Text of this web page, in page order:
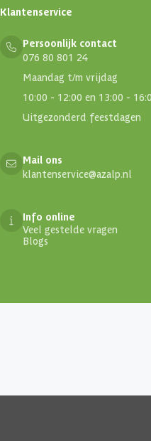
Klantenservice
Persoonlijk contact
076 80 801 24
Maandag t/m vrijdag
10:00 - 12:00 en 13:00 -
Uitgezonderd feestdagen
Mail ons
klantenservice@azalp.nl
Info online
Veel gestelde vragen
Blogs